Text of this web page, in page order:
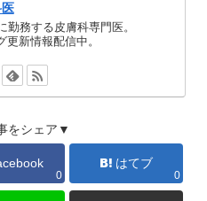
勤務する皮膚科専門医。
更新情報配信中。
をシェア▼
0
はてブ
0